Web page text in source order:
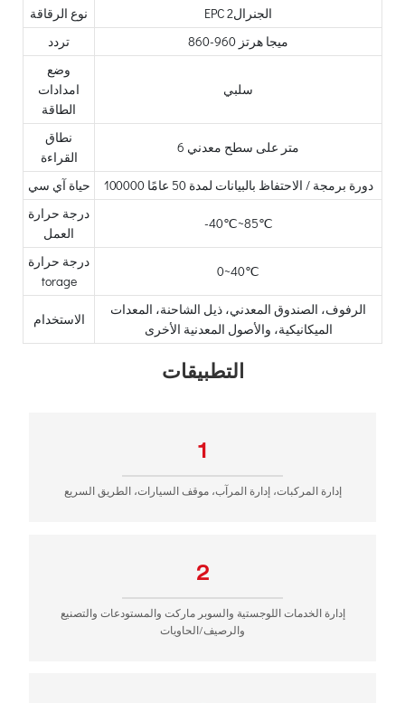
نوع الرقاقة
EPC الجنرال2
تردد
860-960 ميجا هرتز
وضع
امدادات
الطاقة
سلبي
نطاق
القراءة
6 متر على سطح معدني
حياة آي سي
100000 دورة برمجة / الاحتفاظ بالبيانات لمدة 50 عامًا
درجة حرارة
العمل
-40℃~85℃
درجة حرارة
torage
0~40℃
الاستخدام
الرفوف، الصندوق المعدني، ذيل الشاحنة، المعدات
الميكانيكية، والأصول المعدنية الأخرى
التطبيقات
1
إدارة المركبات، إدارة المرآب، موقف السيارات، الطريق السريع
2
إدارة الخدمات اللوجستية والسوبر ماركت والمستودعات والتصنيع
والرصيف/الحاويات